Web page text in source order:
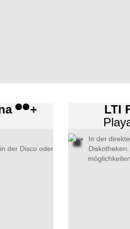
+
der Disco oder
LTI
In der
möglichkeiten